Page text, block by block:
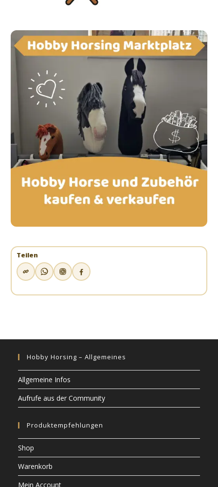
Teilen
Hobby Horsing – Allgemeines
Allgemeine Infos
Aufrufe aus der Community
Produktempfehlungen
Shop
Warenkorb
Mein Account